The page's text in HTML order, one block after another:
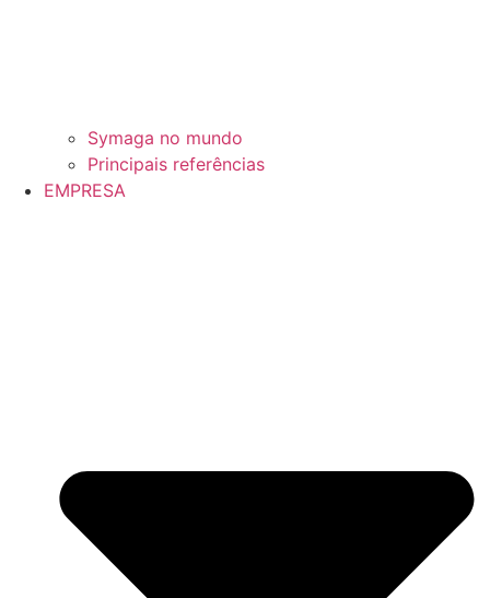
Symaga no mundo
Principais referências
EMPRESA